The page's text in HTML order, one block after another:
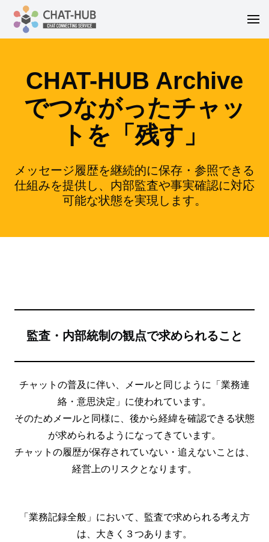
CHAT-HUB Archive
でつながったチャッ
トを「残す」
メッセージ履歴を継続的に保存・参照できる
仕組みを提供し、内部監査や事実確認に対応
可能な状態を実現します。
監査・内部統制の観点で求められること
チャットの普及に伴い、メールと同じように「業務連
絡・意思決定」に使われています。
そのためメールと同様に、後から経緯を確認できる状態
が求められるようになってきています。
チャットの履歴が保存されていない・追えないことは、
経営上のリスクとなります。
「業務記録全般」において、監査で求められる考え方
は、大きく３つあります。